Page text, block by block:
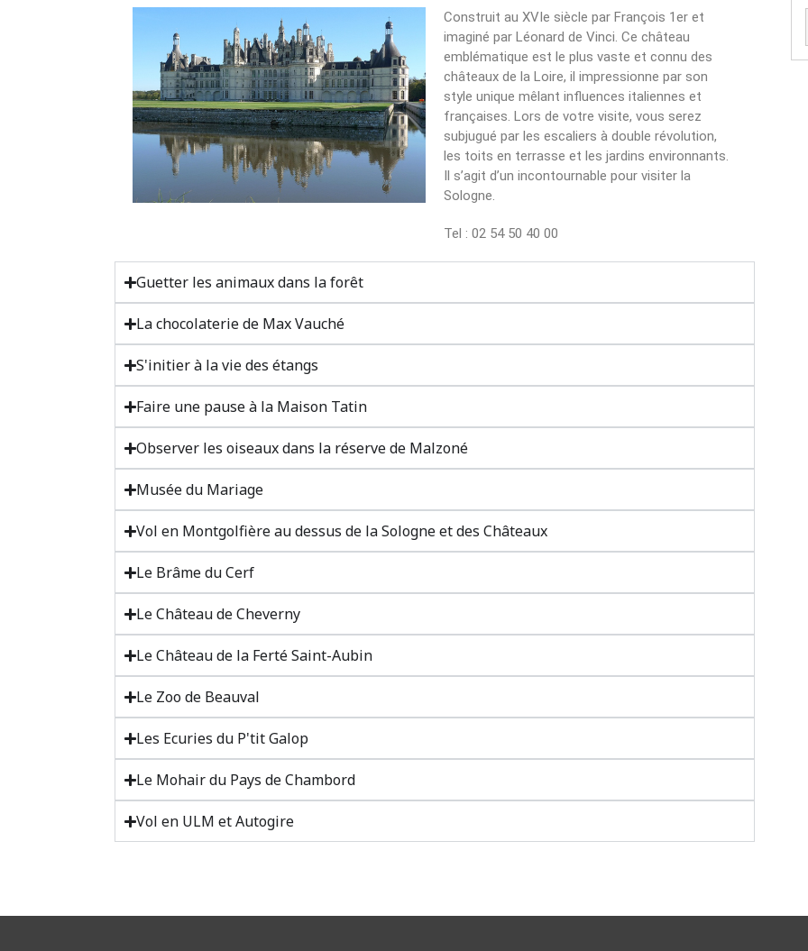
Construit au XVIe siècle par François 1er et
imaginé par Léonard de Vinci. Ce château
emblématique est le plus vaste et connu des
châteaux de la Loire, il impressionne par son
style unique mêlant influences italiennes et
françaises. Lors de votre visite, vous serez
subjugué par les escaliers à double révolution,
les toits en terrasse et les jardins environnants.
Il s’agit d’un incontournable pour visiter la
Sologne.
Tel : 02 54 50 40 00
Guetter les animaux dans la forêt
La chocolaterie de Max Vauché
S'initier à la vie des étangs
Faire une pause à la Maison Tatin
Observer les oiseaux dans la réserve de Malzoné
Musée du Mariage
Vol en Montgolfière au dessus de la Sologne et des Châteaux
Le Brâme du Cerf
Le Château de Cheverny
Le Château de la Ferté Saint-Aubin
Le Zoo de Beauval
Les Ecuries du P'tit Galop
Le Mohair du Pays de Chambord
Vol en ULM et Autogire